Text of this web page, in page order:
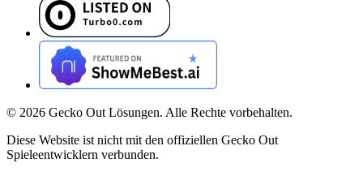
© 2026 Gecko Out Lösungen. Alle Rechte vorbehalten.
Diese Website ist nicht mit den offiziellen Gecko Out
Spieleentwicklern verbunden.